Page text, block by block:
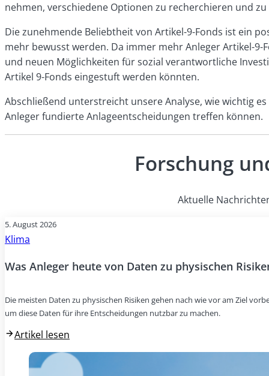
nehmen, verschiedene Optionen zu recherchieren und
Die zunehmende Beliebtheit von Artikel-9-Fonds ist ein
mehr bewusst werden. Da immer mehr Anleger Artikel-
und neuen Möglichkeiten für sozial verantwortliche
Artikel 9-Fonds eingestuft werden könnten.
Abschließend unterstreicht unsere Analyse, wie wichtig
Anleger fundierte Anlageentscheidungen treffen können.
Forschung
Aktuelle
5. August 2026
Klima
Was Anleger heute von Daten zu physischen
Die meisten Daten zu physischen Risiken gehen nach wie vor am Ziel
um diese Daten für ihre Entscheidungen nutzbar zu machen.
Artikel lesen